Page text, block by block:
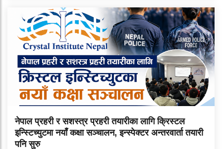
नेपाल प्रहरी र सशस्त्र प्रहरी तयारीका लागि क्रिस्टल
इन्स्टिच्युटमा नयाँ कक्षा सञ्चालन, इन्स्पेक्टर अन्तरवार्ता तयारी
पनि सुरु